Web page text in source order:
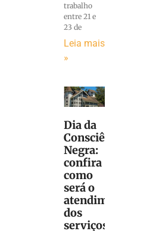
trabalho
entre 21 e
23 de
Leia mais
»
Dia da
Consciência
Negra:
confira
como
será o
atendimento
dos
serviços